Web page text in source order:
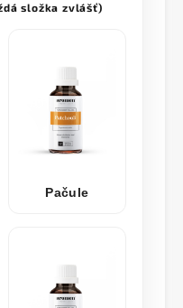
složka zvlášť)
Pačule